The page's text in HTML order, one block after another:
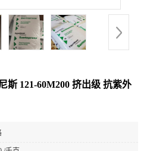
斯 121-60M200 挤出级 抗紫外